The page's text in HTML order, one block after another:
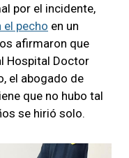
por el incidente,
el pecho en un
afirmaron que
Hospital Doctor
el abogado de
que no hubo tal
se hirió solo.